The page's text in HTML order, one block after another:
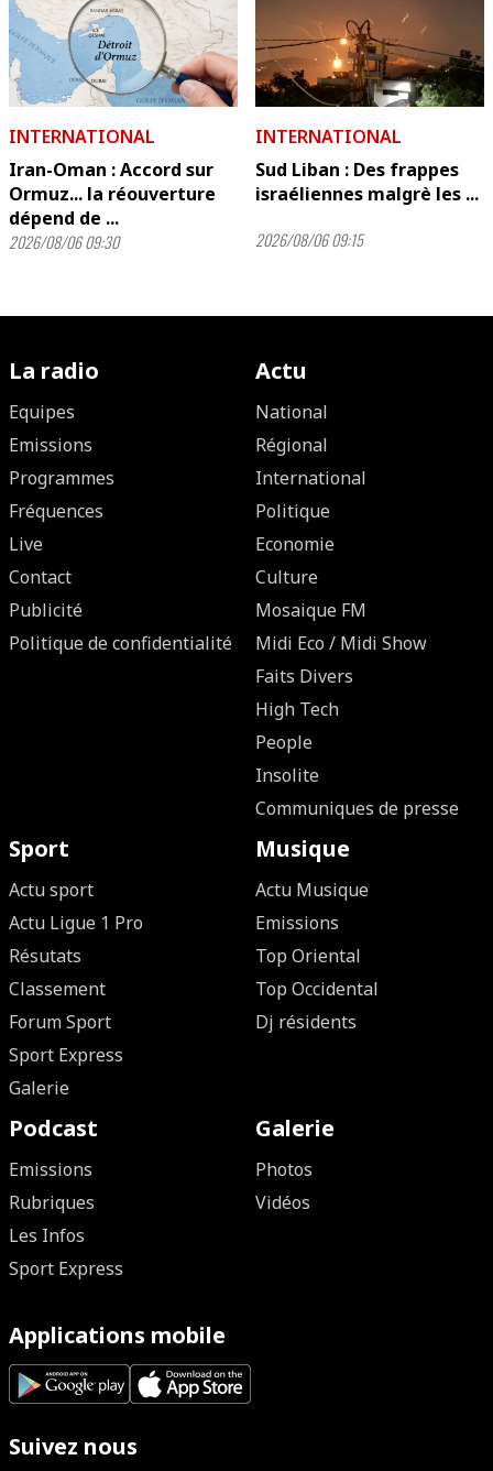
INTERNATIONAL
Iran-Oman : Accord sur
Ormuz... la réouverture
dépend de ...
2026/08/06 09:30
INTERNATIONAL
Sud Liban : Des frappes
israéliennes malgrè les ...
2026/08/06 09:15
La radio
Equipes
Emissions
Programmes
Fréquences
Live
Contact
Publicité
Politique de confidentialité
Actu
National
Régional
International
Politique
Economie
Culture
Mosaique FM
Midi Eco / Midi Show
Faits Divers
High Tech
People
Insolite
Communiques de presse
Sport
Actu sport
Actu Ligue 1 Pro
Résutats
Classement
Forum Sport
Sport Express
Galerie
Musique
Actu Musique
Emissions
Top Oriental
Top Occidental
Dj résidents
Podcast
Emissions
Rubriques
Les Infos
Sport Express
Galerie
Photos
Vidéos
Applications mobile
Suivez nous